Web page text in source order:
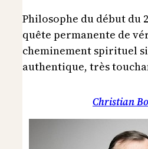
Philosophe du début du
quête permanente de
cheminement spirituel
authentique, très
Christian